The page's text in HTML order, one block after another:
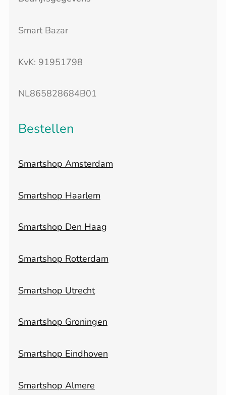
Smart Bazar
KvK: 91951798
NL865828684B01
Bestellen
Smartshop Amsterdam
Smartshop Haarlem
Smartshop Den Haag
Smartshop Rotterdam
Smartshop Utrecht
Smartshop Groningen
Smartshop Eindhoven
Smartshop Almere